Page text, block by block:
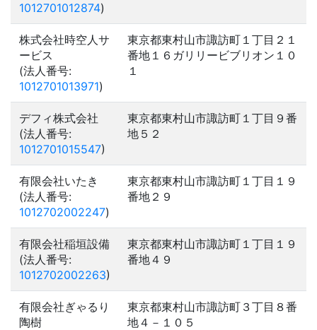
1012701012874)
株式会社時空人サ
ービス
(法人番号:
1012701013971)
東京都東村山市諏訪町１丁目２１
番地１６ガリリービブリオン１０
１
デフィ株式会社
(法人番号:
1012701015547)
東京都東村山市諏訪町１丁目９番
地５２
有限会社いたき
(法人番号:
1012702002247)
東京都東村山市諏訪町１丁目１９
番地２９
有限会社稲垣設備
(法人番号:
1012702002263)
東京都東村山市諏訪町１丁目１９
番地４９
有限会社ぎゃるり
陶樹
東京都東村山市諏訪町３丁目８番
地４－１０５